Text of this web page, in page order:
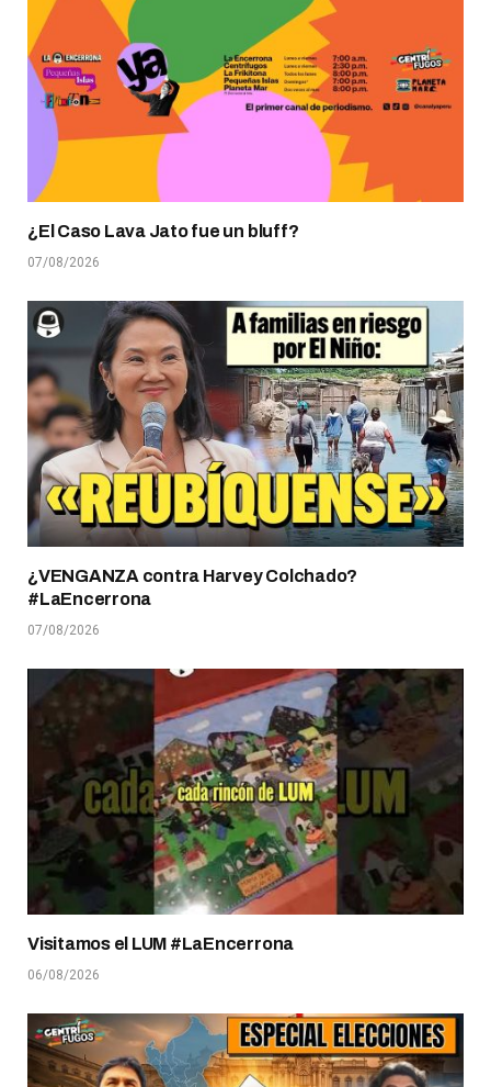
¿El Caso Lava Jato fue un bluff?
07/08/2026
¿VENGANZA contra Harvey Colchado?
#LaEncerrona
07/08/2026
Visitamos el LUM #LaEncerrona
06/08/2026